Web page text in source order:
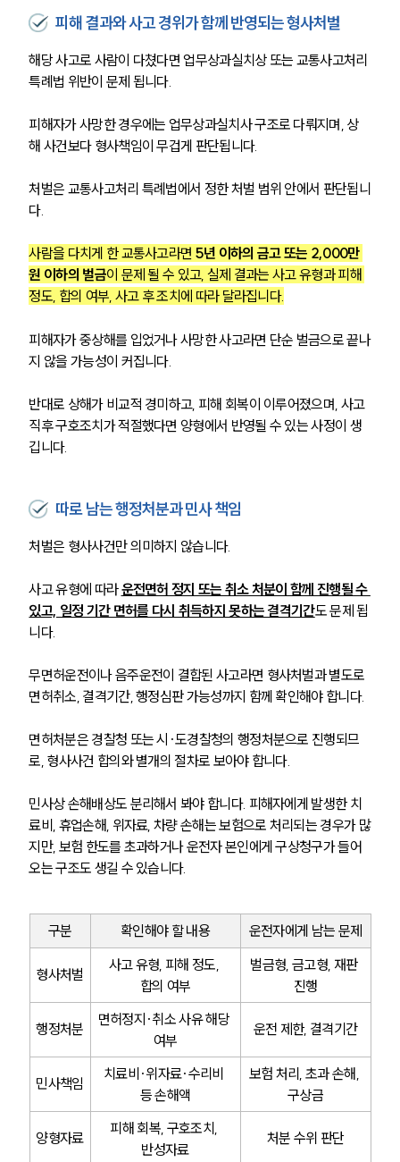
피해 결과와 사고 경위가 함께 반영되는 형사처벌
해당 사고로 사람이 다쳤다면 업무상과실치상 또는 교통사고처리
특례법 위반이 문제 됩니다.
피해자가 사망한 경우에는 업무상과실치사 구조로 다뤄지며, 상
해 사건보다 형사책임이 무겁게 판단됩니다.
처벌은 교통사고처리 특례법에서 정한 처벌 범위 안에서 판단됩니
다.
사람을 다치게 한 교통사고라면 5년 이하의 금고 또는 2,000만
원 이하의 벌금이 문제 될 수 있고, 실제 결과는 사고 유형과 피해
정도, 합의 여부, 사고 후 조치에 따라 달라집니다.
피해자가 중상해를 입었거나 사망한 사고라면 단순 벌금으로 끝나
지 않을 가능성이 커집니다.
반대로 상해가 비교적 경미하고, 피해 회복이 이루어졌으며, 사고
직후 구호조치가 적절했다면 양형에서 반영될 수 있는 사정이 생
깁니다.
따로 남는 행정처분과 민사 책임
처벌은 형사사건만 의미하지 않습니다.
사고 유형에 따라 운전면허 정지 또는 취소 처분이 함께 진행될 수
있고, 일정 기간 면허를 다시 취득하지 못하는 결격기간도 문제 됩
니다.
무면허운전이나 음주운전이 결합된 사고라면 형사처벌과 별도로
면허취소, 결격기간, 행정심판 가능성까지 함께 확인해야 합니다.
면허처분은 경찰청 또는 시·도경찰청의 행정처분으로 진행되므
로, 형사사건 합의와 별개의 절차로 보아야 합니다.
민사상 손해배상도 분리해서 봐야 합니다. 피해자에게 발생한 치
료비, 휴업손해, 위자료, 차량 손해는 보험으로 처리되는 경우가 많
지만, 보험 한도를 초과하거나 운전자 본인에게 구상청구가 들어
오는 구조도 생길 수 있습니다.
구분 확인해야 할 내용 운전자에게 남는 문제
형사처벌
사고 유형, 피해 정도,
합의 여부
벌금형, 금고형, 재판
진행
행정처분
면허정지·취소 사유 해당
여부
운전 제한, 결격기간
민사책임
치료비·위자료·수리비
등 손해액
보험 처리, 초과 손해,
구상금
양형자료
피해 회복, 구호조치,
반성자료
처분 수위 판단